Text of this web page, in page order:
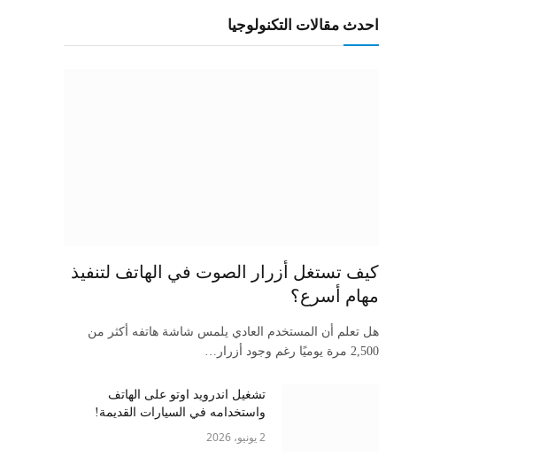
احدث مقالات التكنولوجيا
كيف تستغل أزرار الصوت في الهاتف لتنفيذ
مهام أسرع؟
هل تعلم أن المستخدم العادي يلمس شاشة هاتفه أكثر من
2,500 مرة يوميًا رغم وجود أزرار…
تشغيل اندرويد اوتو على الهاتف
واستخدامه في السيارات القديمة!
2 يونيو، 2026